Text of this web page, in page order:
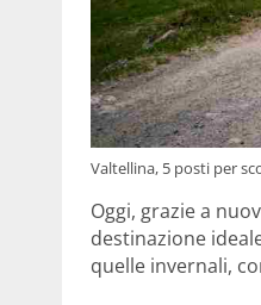
Valtellina, 5 posti per
Oggi, grazie a
destinazione
quelle invernali,